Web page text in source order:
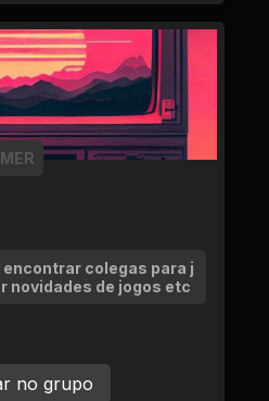
encontrar colegas para j
novidades de jogos etc
no grupo